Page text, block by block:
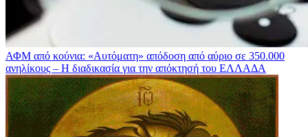
ΑΦΜ από κούνια: «Αυτόματη» απόδοση από αύριο σε 350.000
ανηλίκους – Η διαδικασία για την απόκτησή του ΕΛΛΑΔΑ